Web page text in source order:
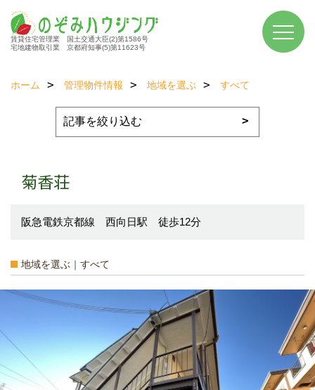
賃貸住宅管理業 国土交通大臣(2)第1586号
宅地建物取引業 京都府知事(5)第11623号
ホーム 管理物件情報 地域を選ぶ すべて
菊香荘
阪急電鉄京都線 西向日駅 徒歩12分
地域を選ぶ｜すべて